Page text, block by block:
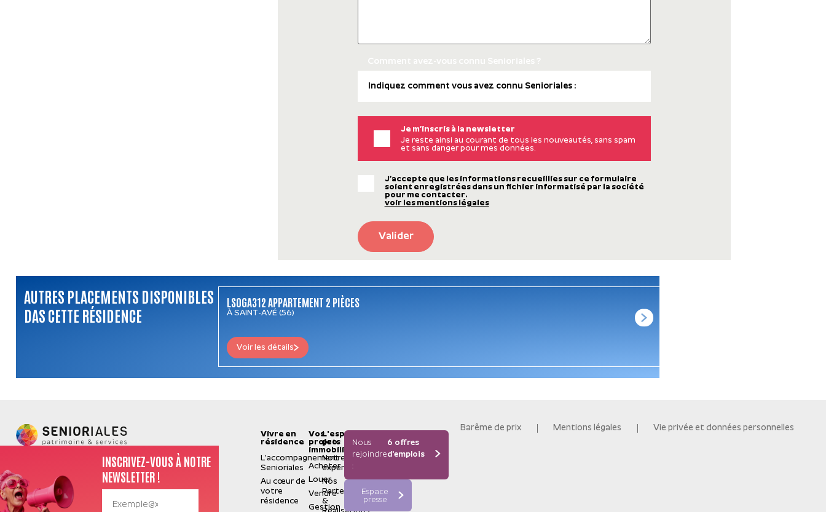
Je m’inscris à la newsletter
Je reste ainsi au courant de tous les nouveautés, sans spam
et sans danger pour mes données.
J’accepte que les informations recueillies sur ce formulaire
soient enregistrées dans un fichier informatisé par la société
pour me contacter.
voir les mentions légales
Valider
AUTRES PLACEMENTS DISPONIBLES
DAS CETTE RÉSIDENCE
LSOGA312 APPARTEMENT 2 PIÈCES
À SAINT-AVÉ (56)
Voir les détails
INSCRIVEZ-VOUS À NOTRE
NEWSLETTER !
Vivre en
résidence
L’accompagnement
Senioriales
Au cœur de
votre
résidence
Vos
projets
immobiliers
Acheter
Louer
Vendre
Gestion
L'espace
pro
Notre
expertise
Nos
Partenaires
&
Nous
rejoindre
:
6 offres
d'emplois
Espace
presse
Barême de prix Mentions légales Vie privée et données personnelles